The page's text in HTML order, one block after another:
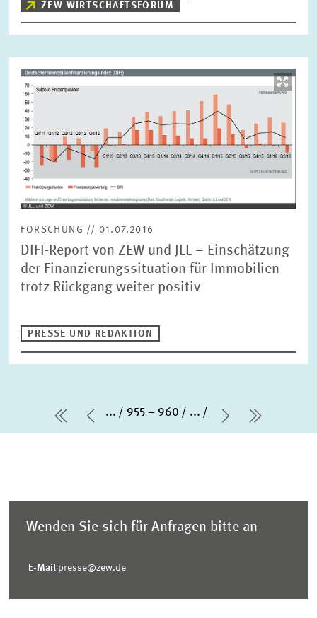
ZEW WIRTSCHAFTSFORUM
Bild
öffnet
in
vergrößerter
Ansicht
FORSCHUNG // 01.07.2016
DIFI-Report von ZEW und JLL – Einschätzung
der Finanzierungssituation für Immobilien
trotz Rückgang weiter positiv
PRESSE UND REDAKTION
erste Seite
Vorherige Seite
... 955 – 960 ...
Nächste
letzte
Wenden Sie sich für Anfragen bitte an
E-Mail presse@zew.de